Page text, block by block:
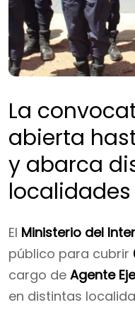
La
abierta
y abarca
El Ministerio del
público para cubrir
cargo de Agente
en distintas